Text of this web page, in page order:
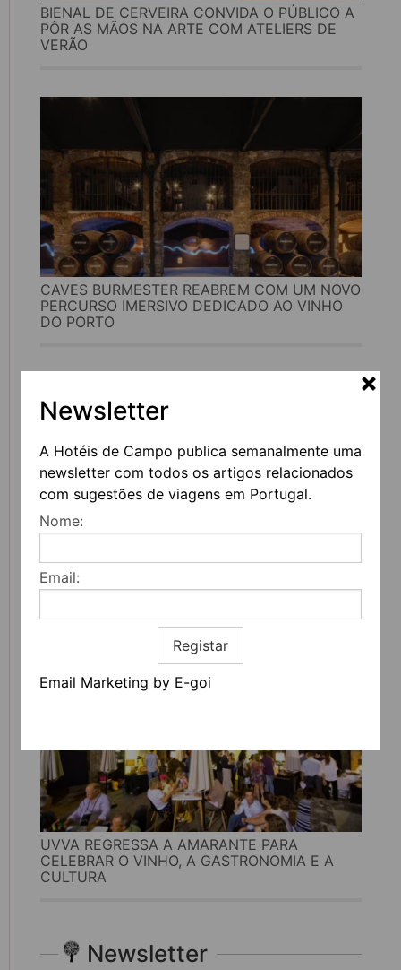
Newsletter
A Hotéis de Campo publica semanalmente uma
newsletter com todos os artigos relacionados
com sugestões de viagens em Portugal.
Nome:
Email:
Registar
Email Marketing by E-goi
BIENAL DE CERVEIRA CONVIDA O PÚBLICO A
PÔR AS MÃOS NA ARTE COM ATELIERS DE
VERÃO
CAVES BURMESTER REABREM COM UM NOVO
PERCURSO IMERSIVO DEDICADO AO VINHO
DO PORTO
FEIRA DO LIVRO DO PORTO REGRESSA COM
MAIS DE 200 ATIVIDADES DEDICADAS À
UVVA REGRESSA A AMARANTE PARA
CELEBRAR O VINHO, A GASTRONOMIA E A
CULTURA
Newsletter